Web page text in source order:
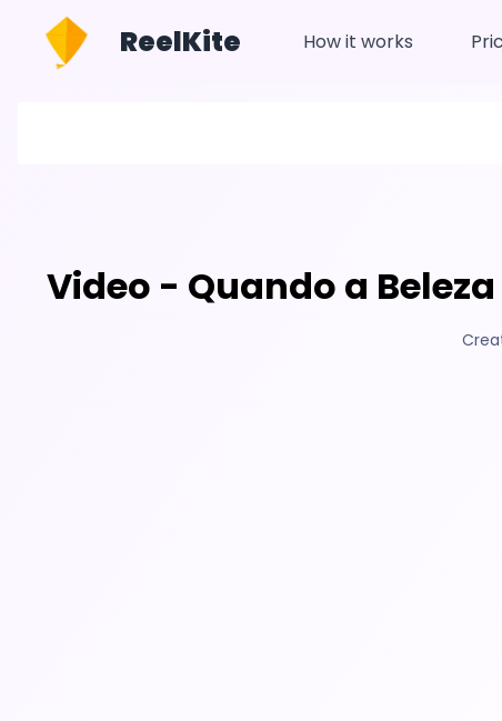
ReelKite How it works
Video - Quando a